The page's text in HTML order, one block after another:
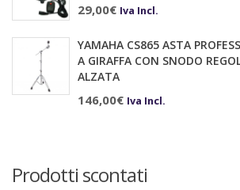
29,00€ Iva Incl.
YAMAHA CS865 ASTA
A GIRAFFA CON SNODO
ALZATA
146,00€ Iva Incl.
Prodotti scontati